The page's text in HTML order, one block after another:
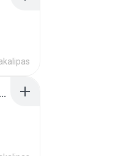
[Witanime.com] KWONMSNITIK1NGTDNN EP 04 HD.mp4